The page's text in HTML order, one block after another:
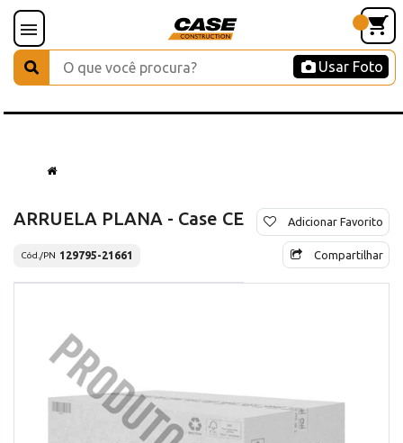
Usar Foto
ARRUELA PLANA - Case CE
Cód./PN 129795-21661
Adicionar Favorito
Compartilhar